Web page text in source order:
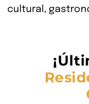
cultural,